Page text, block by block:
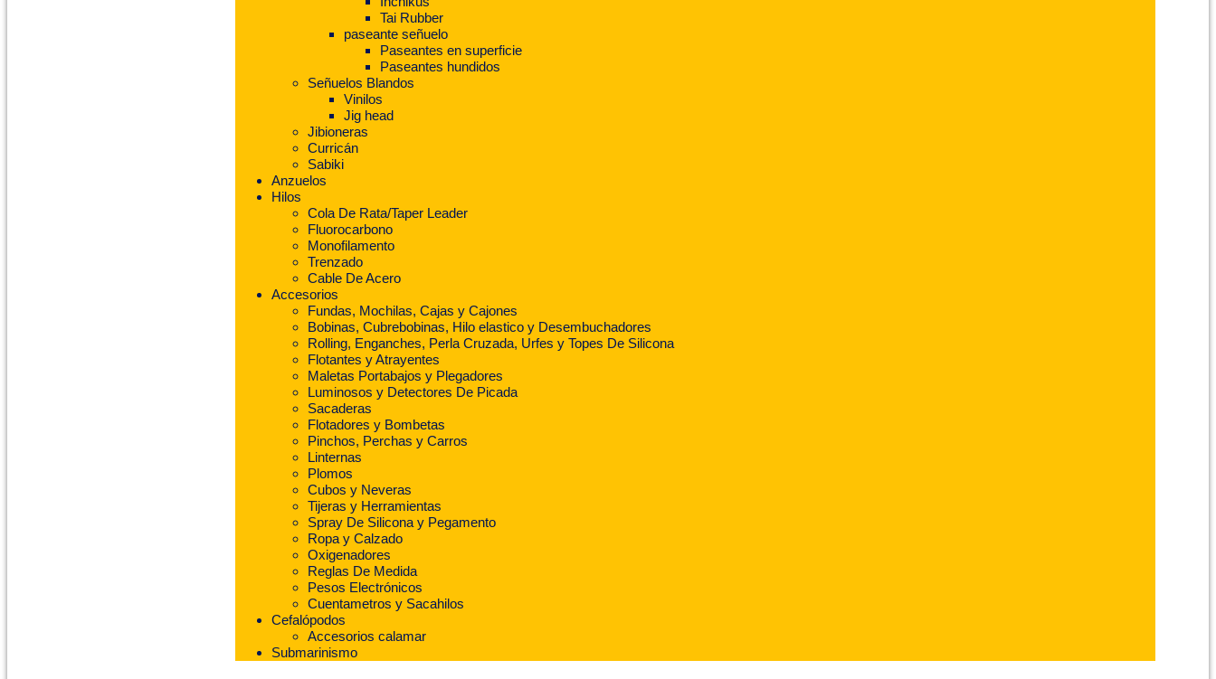
Tai Rubber
paseante señuelo
Paseantes en superficie
Paseantes hundidos
Señuelos Blandos
Vinilos
Jig head
Jibioneras
Curricán
Sabiki
Anzuelos
Hilos
Cola De Rata/Taper Leader
Fluorocarbono
Monofilamento
Trenzado
Cable De Acero
Accesorios
Fundas, Mochilas, Cajas y Cajones
Bobinas, Cubrebobinas, Hilo elastico y Desembuchadores
Rolling, Enganches, Perla Cruzada, Urfes y Topes De Silicona
Flotantes y Atrayentes
Maletas Portabajos y Plegadores
Luminosos y Detectores De Picada
Sacaderas
Flotadores y Bombetas
Pinchos, Perchas y Carros
Linternas
Plomos
Cubos y Neveras
Tijeras y Herramientas
Spray De Silicona y Pegamento
Ropa y Calzado
Oxigenadores
Reglas De Medida
Pesos Electrónicos
Cuentametros y Sacahilos
Cefalópodos
Accesorios calamar
Submarinismo